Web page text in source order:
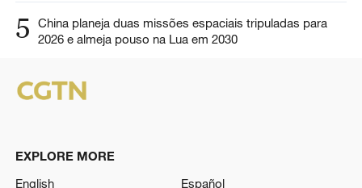
5
China planeja duas missões espaciais tripuladas para
2026 e almeja pouso na Lua em 2030
EXPLORE MORE
English
Español